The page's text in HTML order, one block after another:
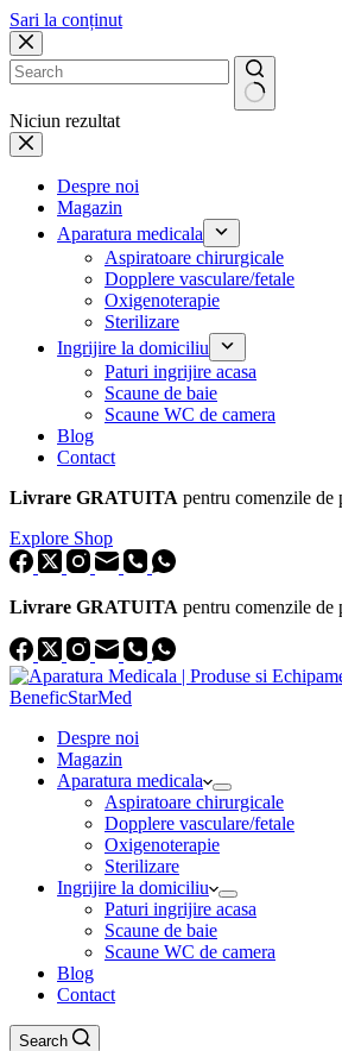
Sari la conținut
Niciun rezultat
Despre noi
Magazin
Aparatura medicala
Aspiratoare chirurgicale
Dopplere vasculare/fetale
Oxigenoterapie
Sterilizare
Ingrijire la domiciliu
Paturi ingrijire acasa
Scaune de baie
Scaune WC de camera
Blog
Contact
Livrare GRATUITA pentru comenzile de
Explore Shop
Livrare GRATUITA pentru comenzile de
Despre noi
Magazin
Aparatura medicala
Aspiratoare chirurgicale
Dopplere vasculare/fetale
Oxigenoterapie
Sterilizare
Ingrijire la domiciliu
Paturi ingrijire acasa
Scaune de baie
Scaune WC de camera
Blog
Contact
Search